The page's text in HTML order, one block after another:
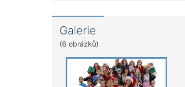
Galerie
(6 obrázků)